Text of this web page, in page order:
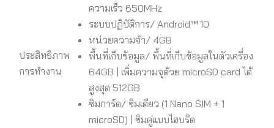
ประสิทธิภาพ
การทำงาน
ความเร็ว 650MHz
ระบบปฏิบัติการ/ Android™ 10
หน่วยความจำ/ 4GB
พื้นที่เก็บข้อมูล/ พื้นที่เก็บข้อมูลในตัวเครื่อง
64GB | เพิ่มความจุด้วย microSD card ได้
สูงสุด 512GB
ซิมการ์ด/ ซิมเดียว (1 Nano SIM + 1
microSD) | ซิมคู่แบบไฮบริด